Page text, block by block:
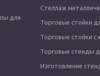
для
Стеллаж
Торговые стойки
Торговые стойки с
Торговые стенды
Изготовление